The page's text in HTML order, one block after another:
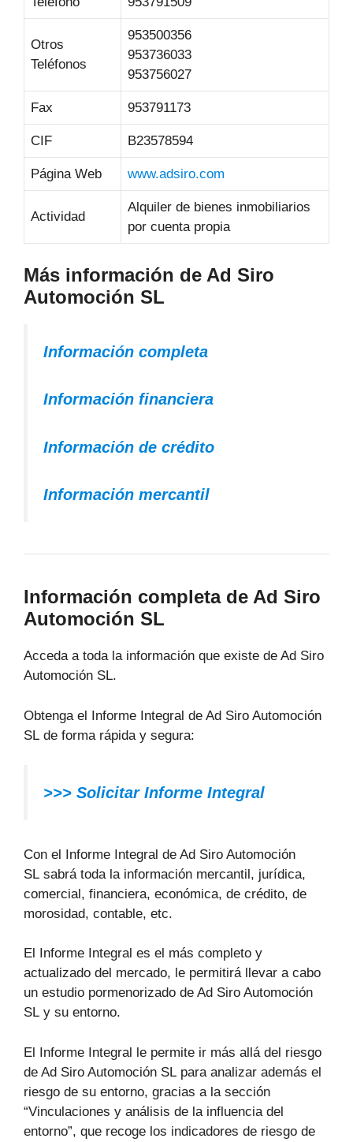
Otros
Teléfonos
953500356
953736033
953756027
Fax 953791173
CIF B23578594
Página Web www.adsiro.com
Actividad
Alquiler de bienes inmobiliarios
por cuenta propia
Más información de Ad Siro
Automoción SL
Información completa
Información financiera
Información de crédito
Información mercantil
Información completa de Ad Siro
Automoción SL
Acceda a toda la información que existe de Ad Siro
Automoción SL.
Obtenga el Informe Integral de Ad Siro Automoción
SL de forma rápida y segura:
>>> Solicitar Informe Integral
Con el Informe Integral de Ad Siro Automoción
SL sabrá toda la información mercantil, jurídica,
comercial, financiera, económica, de crédito, de
morosidad, contable, etc.
El Informe Integral es el más completo y
actualizado del mercado, le permitirá llevar a cabo
un estudio pormenorizado de Ad Siro Automoción
SL y su entorno.
El Informe Integral le permite ir más allá del riesgo
de Ad Siro Automoción SL para analizar además el
riesgo de su entorno, gracias a la sección
“Vinculaciones y análisis de la influencia del
entorno”, que recoge los indicadores de riesgo de